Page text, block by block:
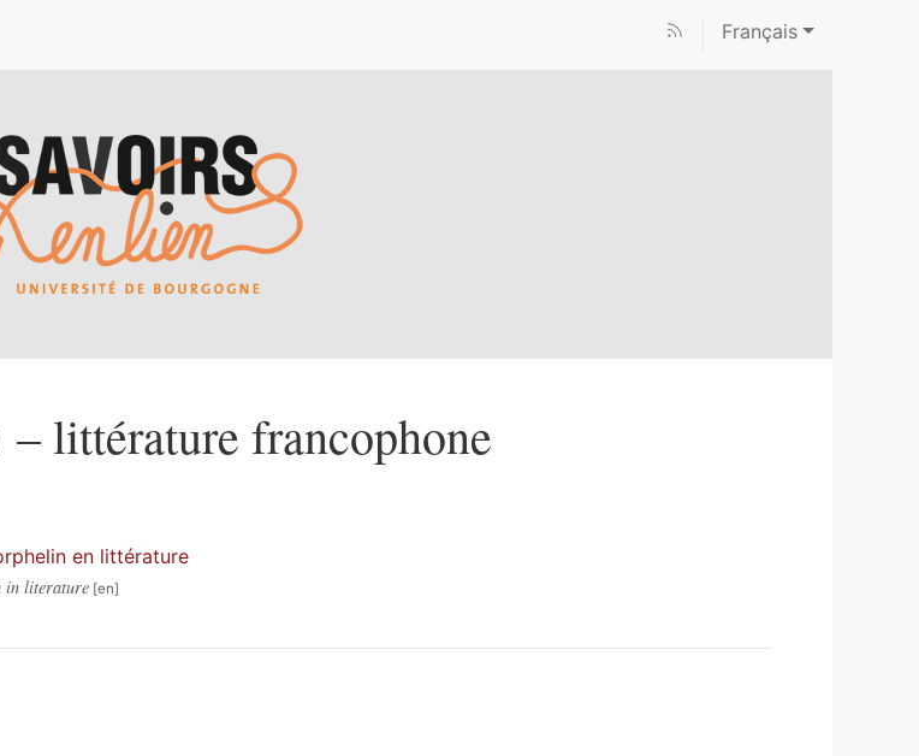
Français
littérature francophone
en littérature
in literature